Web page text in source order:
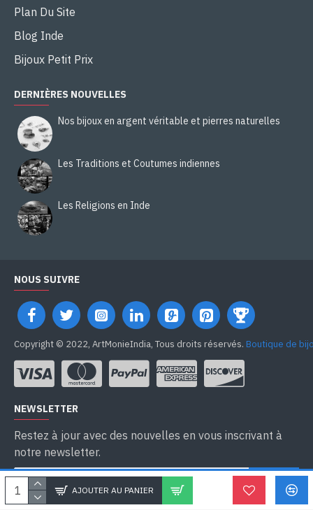
AJOUTER AU PANIER
Plan Du Site
Blog Inde
Bijoux Petit Prix
DERNIÈRES NOUVELLES
Nos bijoux en argent véritable et pierres naturelles
Les Traditions et Coutumes indiennes
Les Religions en Inde
NOUS SUIVRE
Copyright © 2022, ArtMonieIndia, Tous droits réservés. Boutique de
NEWSLETTER
Restez à jour avec des nouvelles en vous inscrivant à
notre newsletter.